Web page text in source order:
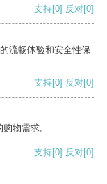
支持[0] 反对[0]
流畅体验和安全性保
支持[0] 反对[0]
物需求。
支持[0] 反对[0]